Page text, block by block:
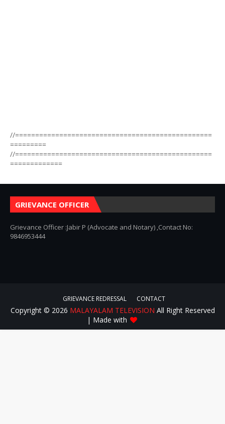
//=================================================
=========
//=================================================
=============
GRIEVANCE OFFICER
Grievance Officer :Jabir P (Advocate and Notary) ,Contact No:
9846953444
GRIEVANCE REDRESSAL CONTACT
Copyright © 2026 MALAYALAM TELEVISION All Right Reserved
| Made with